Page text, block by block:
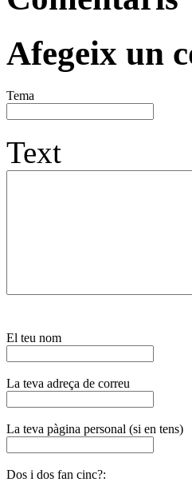
Afegeix un
Tema
Text
El teu nom
La teva adreça de correu
La teva pàgina personal (si en tens)
Dos i dos fan cinc?: